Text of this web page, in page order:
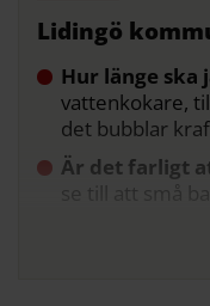
Lidingö
Hur länge ska
vattenkokare,
det bubblar
Är det farligt